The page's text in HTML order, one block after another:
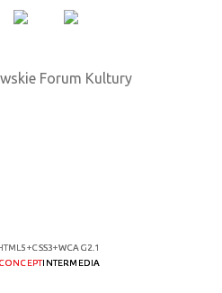
Forum Kultury
HTML5+CSS3+WCAG 2.1
CONCEPTINTERMEDIA